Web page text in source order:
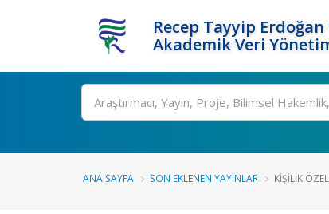
Recep Tayyip
Akademik Veri
Ara
ANA SAYFA SON EKLENEN YAYINLAR KIŞILIK